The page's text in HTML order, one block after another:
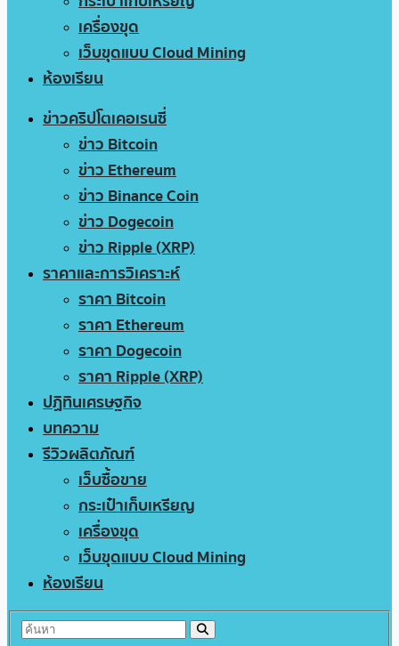
เครื่องขุด
เว็บขุดแบบ Cloud Mining
ห้องเรียน
ข่าวคริปโตเคอเรนซี่
ข่าว Bitcoin
ข่าว Ethereum
ข่าว Binance Coin
ข่าว Dogecoin
ข่าว Ripple (XRP)
ราคาและการวิเคราะห์
ราคา Bitcoin
ราคา Ethereum
ราคา Dogecoin
ราคา Ripple (XRP)
ปฏิทินเศรษฐกิจ
บทความ
รีวิวผลิตภัณฑ์
เว็บซื้อขาย
กระเป๋าเก็บเหรียญ
เครื่องขุด
เว็บขุดแบบ Cloud Mining
ห้องเรียน